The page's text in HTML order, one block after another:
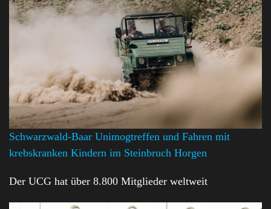
Schwarzwald-Baar Unimogtreffen und Fahren mit
krebskranken Kindern im Steinbruch Horgen
Der UCG hat über 8.800 Mitglieder weltweit